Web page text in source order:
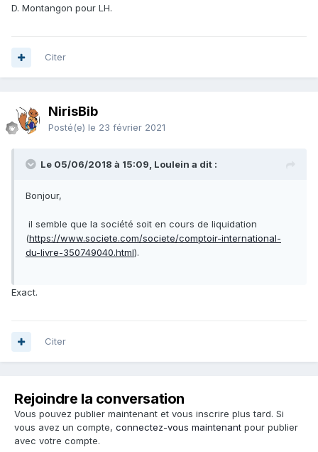
D. Montangon pour LH.
Citer
NirisBib
Posté(e) le 23 février 2021
Le 05/06/2018 à 15:09, Loulein a dit :
Bonjour,
il semble que la société soit en cours de liquidation
(https://www.societe.com/societe/comptoir-international-
du-livre-350749040.html).
Exact.
Citer
Rejoindre la conversation
Vous pouvez publier maintenant et vous inscrire plus tard. Si
vous avez un compte, connectez-vous maintenant pour publier
avec votre compte.